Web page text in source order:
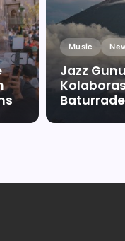
Music
Jazz